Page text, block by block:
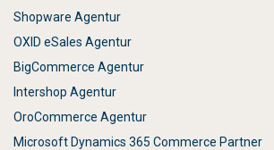
Shopware Agentur
OXID eSales Agentur
BigCommerce Agentur
Intershop Agentur
OroCommerce Agentur
Microsoft Dynamics 365 Commerce Partner